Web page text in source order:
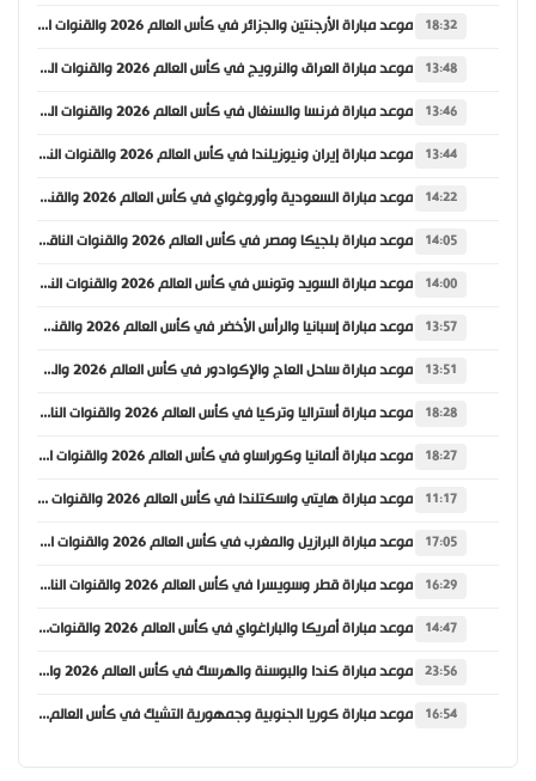
18:32 موعد مباراة الأرجنتين والجزائر في كأس العالم 2026 والقنوات الناقلة
13:48 موعد مباراة العراق والنرويج في كأس العالم 2026 والقنوات الناقلة
13:46 موعد مباراة فرنسا والسنغال في كأس العالم 2026 والقنوات الناقلة
13:44 موعد مباراة إيران ونيوزيلندا في كأس العالم 2026 والقنوات الناقلة
14:22 موعد مباراة السعودية وأوروغواي في كأس العالم 2026 والقنوات الناقلة
14:05 موعد مباراة بلجيكا ومصر في كأس العالم 2026 والقنوات الناقلة
14:00 موعد مباراة السويد وتونس في كأس العالم 2026 والقنوات الناقلة
13:57 موعد مباراة إسبانيا والرأس الأخضر في كأس العالم 2026 والقنوات الناقلة
13:51 موعد مباراة ساحل العاج والإكوادور في كأس العالم 2026 والقنوات الناقلة
18:28 موعد مباراة أستراليا وتركيا في كأس العالم 2026 والقنوات الناقلة
18:27 موعد مباراة ألمانيا وكوراساو في كأس العالم 2026 والقنوات الناقلة
11:17 موعد مباراة هايتي واسكتلندا في كأس العالم 2026 والقنوات الناقلة
17:05 موعد مباراة البرازيل والمغرب في كأس العالم 2026 والقنوات الناقلة
16:29 موعد مباراة قطر وسويسرا في كأس العالم 2026 والقنوات الناقلة
14:47 موعد مباراة أمريكا والباراغواي في كأس العالم 2026 والقنوات الناقلة
23:56 موعد مباراة كندا والبوسنة والهرسك في كأس العالم 2026 والقنوات الناقلة
16:54 موعد مباراة كوريا الجنوبية وجمهورية التشيك في كأس العالم 2026 والقنوات الناقلة